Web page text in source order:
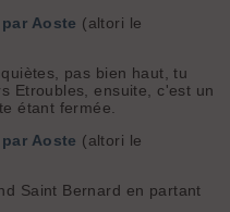
Aoste (altori le
pas bien haut, tu
Etroubles, ensuite, c'est un
étant fermée.
Aoste (altori le
Saint Bernard en partant